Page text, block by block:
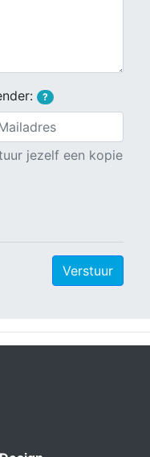
?
jezelf een kopie
Verstuur